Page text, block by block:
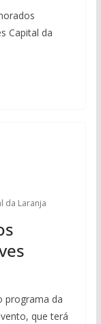
Capital da
da Laranja
programa da
que terá